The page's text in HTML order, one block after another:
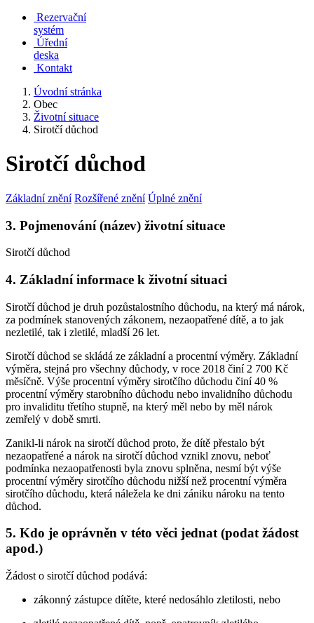
Rezervační
systém
Úřední
deska
Kontakt
Úvodní stránka
Obec
Životní situace
Sirotčí důchod
Sirotčí důchod
Základní znění Rozšířené znění Úplné znění
3. Pojmenování (název) životní situace
Sirotčí důchod
4. Základní informace k životní situaci
Sirotčí důchod je druh pozůstalostního důchodu, na který má nárok,
za podmínek stanovených zákonem, nezaopatřené dítě, a to jak
nezletilé, tak i zletilé, mladší 26 let.
Sirotčí důchod se skládá ze základní a procentní výměry. Základní
výměra, stejná pro všechny důchody, v roce 2018 činí 2 700 Kč
měsíčně. Výše procentní výměry sirotčího důchodu činí 40 %
procentní výměry starobního důchodu nebo invalidního důchodu
pro invaliditu třetího stupně, na který měl nebo by měl nárok
zemřelý v době smrti.
Zanikl-li nárok na sirotčí důchod proto, že dítě přestalo být
nezaopatřené a nárok na sirotčí důchod vznikl znovu, neboť
podmínka nezaopatřenosti byla znovu splněna, nesmí být výše
procentní výměry sirotčího důchodu nižší než procentní výměra
sirotčího důchodu, která náležela ke dni zániku nároku na tento
důchod.
5. Kdo je oprávněn v této věci jednat (podat žádost
apod.)
Žádost o sirotčí důchod podává:
zákonný zástupce dítěte, které nedosáhlo zletilosti, nebo